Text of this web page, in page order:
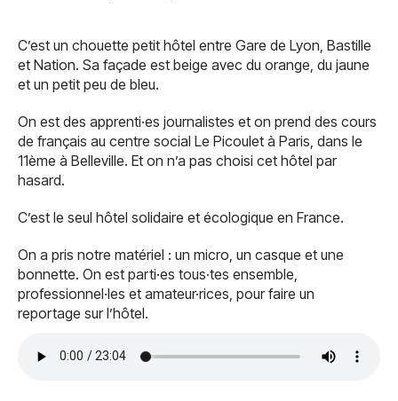
C’est un chouette petit hôtel entre Gare de Lyon, Bastille
et Nation. Sa façade est beige avec du orange, du jaune
et un petit peu de bleu.
On est des apprenti·es journalistes et on prend des cours
de français au centre social Le Picoulet à Paris, dans le
11ème à Belleville. Et on n’a pas choisi cet hôtel par
hasard.
C’est le seul hôtel solidaire et écologique en France.
On a pris notre matériel : un micro, un casque et une
bonnette. On est parti·es tous·tes ensemble,
professionnel·les et amateur·rices, pour faire un
reportage sur l’hôtel.